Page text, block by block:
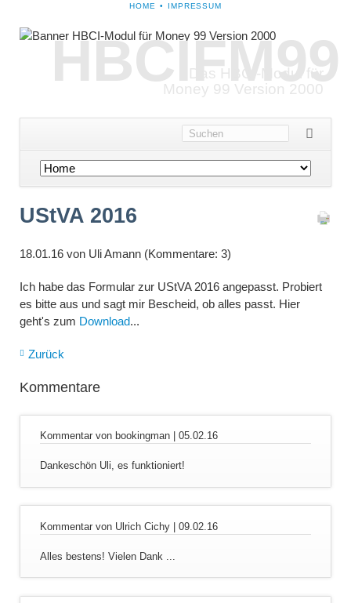
NAVIGATION
HOME IMPRESSUM
HBCIFM99
Das HBCI-Modul für
Money 99 Version 2000
Navigation
überspringen
UStVA 2016
18.01.16von Uli Amann (Kommentare: 3)
Ich habe das Formular zur UStVA 2016 angepasst. Probiert
es bitte aus und sagt mir Bescheid, ob alles passt. Hier
geht's zum Download...
Zurück
Kommentare
Kommentar von bookingman | 05.02.16
Dankeschön Uli, es funktioniert!
Kommentar von Ulrich Cichy | 09.02.16
Alles bestens! Vielen Dank ...